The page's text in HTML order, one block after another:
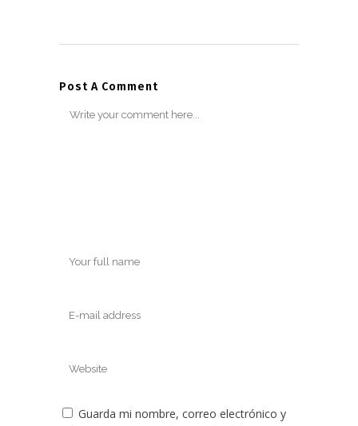
Post A Comment
Guarda mi nombre, correo electrónico y